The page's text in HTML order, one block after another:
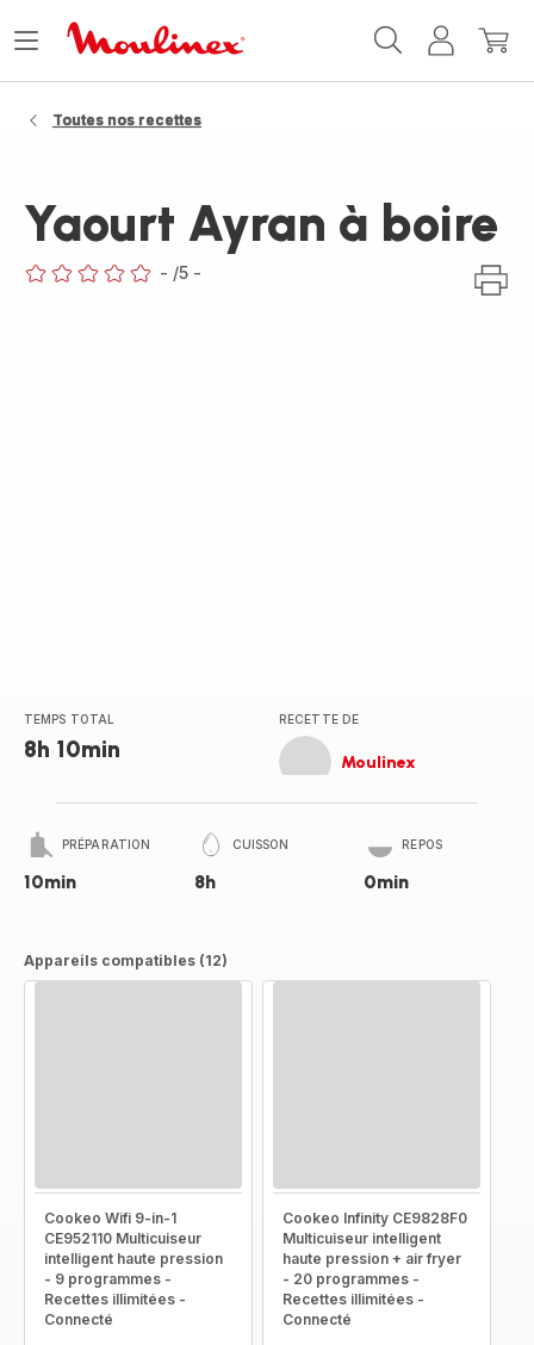
MonMon
Ouvrir
Toutes nos recettes
Yaourt Ayran à boire
- /5 -
TEMPS TOTAL
8h 10min
RECETTE DE
Moulinex
PRÉPARATION
10min
CUISSON
8h
REPOS
0min
Appareils compatibles (12)
Cookeo Wifi 9-in-1
CE952110 Multicuiseur
intelligent haute pression
- 9 programmes -
Recettes illimitées -
Connecté
Cookeo Infinity CE9828F0
Multicuiseur intelligent
haute pression + air fryer
- 20 programmes -
Recettes illimitées -
Connecté